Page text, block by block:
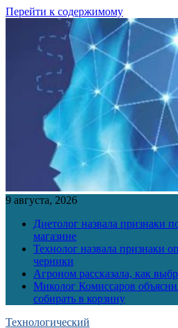
Перейти к содержимому
9 августа, 2026
Диетолог назвала признаки
магазине
Технолог назвала признаки
черники
Агроном рассказала, как
Миколог Комиссаров
собирать в корзину
Технологический